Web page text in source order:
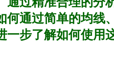
何通过简单的均线
一步了解如何使用